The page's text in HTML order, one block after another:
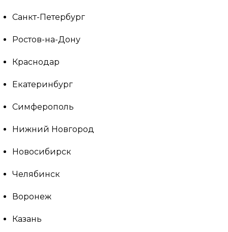
Санкт-Петербург
Ростов-на-Дону
Краснодар
Екатеринбург
Симферополь
Нижний Новгород
Новосибирск
Челябинск
Воронеж
Казань